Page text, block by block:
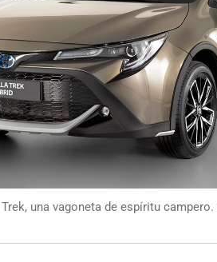
una vagoneta de espíritu